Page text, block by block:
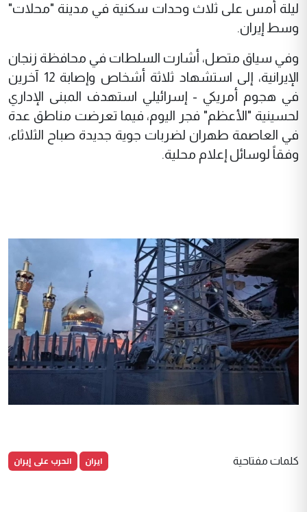
ليلة أمس على ثلاث وحدات سكنية في مدينة "محلات"
وسط إيران.
وفي سياق متصل، أشارت السلطات في محافظة زنجان
الإيرانية، إلى استشهاد ثلاثة أشخاص وإصابة 12 آخرين
في هجوم أمريكي - إسرائيلي استهدف المبنى الإداري
لحسينية "الأعظم" فجر اليوم، فيما تعرضت مناطق عدة
في العاصمة طهران لضربات جوية جديدة صباح الثلاثاء،
وفقاً لوسائل إعلام محلية.
كلمات مفتاحية ايران الحرب على إيران